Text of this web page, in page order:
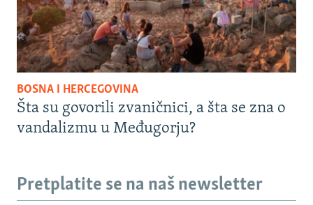
BOSNA I HERCEGOVINA
Šta su govorili zvaničnici, a šta se zna o
vandalizmu u Međugorju?
Pretplatite se na naš newsletter